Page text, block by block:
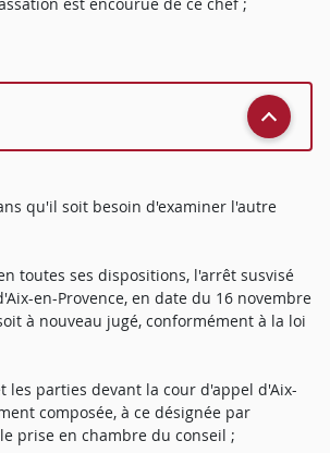
qu'il soit besoin d'examiner l'autre
en toutes ses dispositions, l'arrêt susvisé
en-Provence, en date du 16 novembre
à nouveau jugé, conformément à la loi
les parties devant la cour d'appel d'Aix-
composée, à ce désignée par
prise en chambre du conseil ;